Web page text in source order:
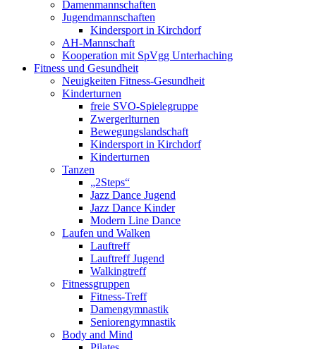
Damenmannschaften
Jugendmannschaften
Kindersport in Kirchdorf
AH-Mannschaft
Kooperation mit SpVgg Unterhaching
Fitness und Gesundheit
Neuigkeiten Fitness-Gesundheit
Kinderturnen
freie SVO-Spielegruppe
Zwergerlturnen
Bewegungslandschaft
Kindersport in Kirchdorf
Kinderturnen
Tanzen
„2Steps“
Jazz Dance Jugend
Jazz Dance Kinder
Modern Line Dance
Laufen und Walken
Lauftreff
Lauftreff Jugend
Walkingtreff
Fitnessgruppen
Fitness-Treff
Damengymnastik
Seniorengymnastik
Body and Mind